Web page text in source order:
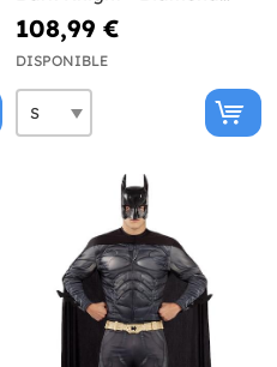
Edition
108,99 €
DISPONIBLE